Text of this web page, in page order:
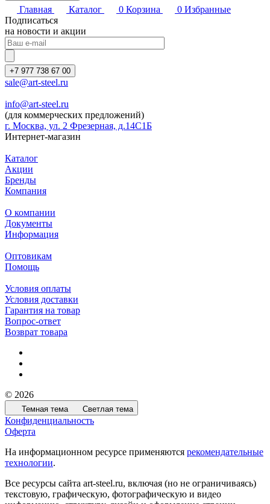
Главная Каталог 0 Корзина 0 Избранные
Подписаться
на новости и акции
+7 977 738 67 00
sale@art-steel.ru
info@art-steel.ru
(для коммерческих предложений)
г. Москва, ул. 2 Фрезерная, д.14С1Б
Интернет-магазин
Каталог
Акции
Бренды
Компания
О компании
Документы
Информация
Оптовикам
Помощь
Условия оплаты
Условия доставки
Гарантия на товар
Вопрос-ответ
Возврат товара
© 2026
Темная тема Светлая тема
Конфиденциальность
Оферта
На информационном ресурсе применяются рекомендательные
технологии.
Все ресурсы сайта art-steel.ru, включая (но не ограничиваясь)
текстовую, графическую, фотографическую и видео